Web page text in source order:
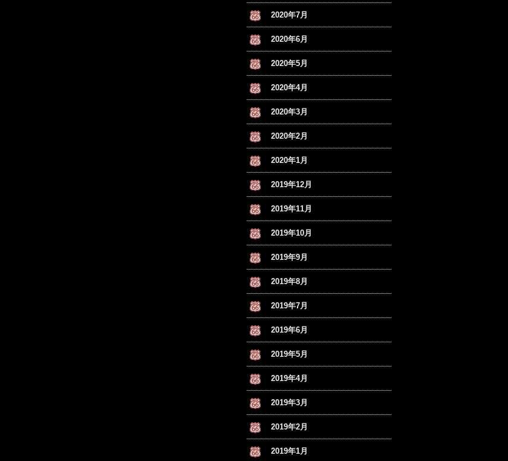
2020年7月
2020年6月
2020年5月
2020年4月
2020年3月
2020年2月
2020年1月
2019年12月
2019年11月
2019年10月
2019年9月
2019年8月
2019年7月
2019年6月
2019年5月
2019年4月
2019年3月
2019年2月
2019年1月